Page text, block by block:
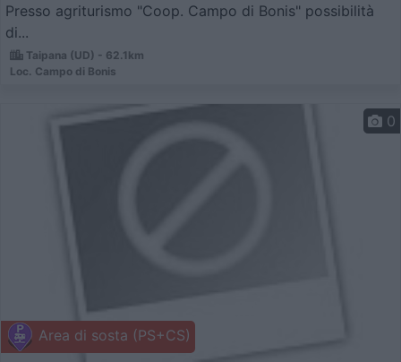
Presso agriturismo "Coop. Campo di Bonis" possibilità
di...
Taipana (UD) - 62.1km
Loc. Campo di Bonis
Area di sosta (PS+CS)
0